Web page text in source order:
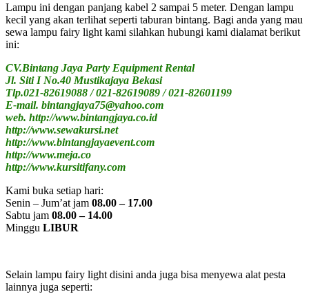
Lampu ini dengan panjang kabel 2 sampai 5 meter. Dengan lampu
kecil yang akan terlihat seperti taburan bintang. Bagi anda yang mau
sewa lampu fairy light kami silahkan hubungi kami dialamat berikut
ini:
CV.Bintang Jaya Party Equipment Rental
Jl. Siti I No.40 Mustikajaya Bekasi
Tlp.021-82619088 / 021-82619089 / 021-82601199
E-mail. bintangjaya75@yahoo.com
web. http://www.bintangjaya.co.id
http://www.sewakursi.net
http://www.bintangjayaevent.com
http://www.meja.co
http://www.kursitifany.com
Kami buka setiap hari:
Senin – Jum’at jam 08.00 – 17.00
Sabtu jam 08.00 – 14.00
Minggu LIBUR
Selain lampu fairy light disini anda juga bisa menyewa alat pesta
lainnya juga seperti: